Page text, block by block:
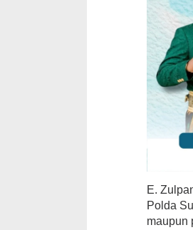
E.
Polda
maupun